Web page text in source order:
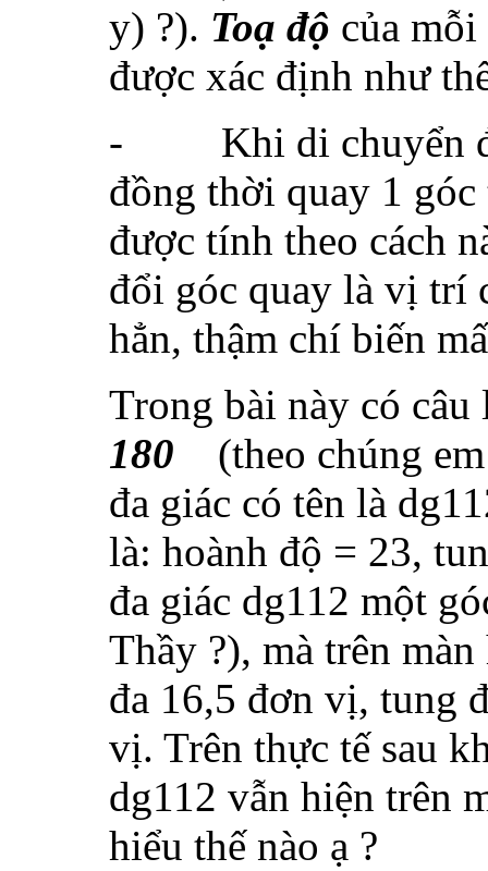
y) ?). Toạ độ của
được xác định như
-
Khi di chuyển
đồng thời quay 1
được tính theo cách
đổi góc quay là vị trí
hẳn, thậm chí biến
Trong bài này có
180 (theo chúng
đa giác có tên là
là: hoành độ = 23,
đa giác dg112 một
Thầy ?), mà trên
đa 16,5 đơn vị, tung
vị. Trên thực tế sau
dg112 vẫn hiện trên
hiểu thế nào ạ ?